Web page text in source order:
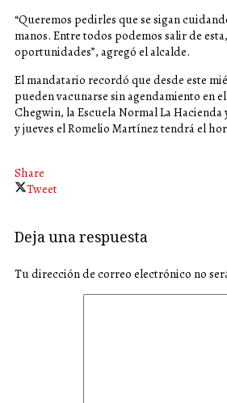
“Queremos pedirles que se sigan
manos. Entre todos podemos salir de
oportunidades”, agregó el alcalde.
El mandatario recordó que desde este
pueden vacunarse sin agendamiento en
Chegwin, la Escuela Normal La
y jueves el Romelio Martínez tendrá el
Share
Tweet
Deja una respuesta
Tu dirección de correo electrónico no